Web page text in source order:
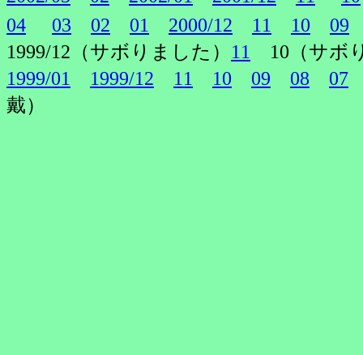
04
03 02 01 2000/12 11 10
09
1999/12（サボりました） 11
10（サボ
1999/01
1999/12 11 10 09 08 07
戴）